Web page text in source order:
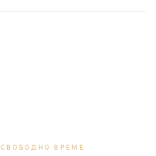
СВОБОДНО ВРЕМЕ